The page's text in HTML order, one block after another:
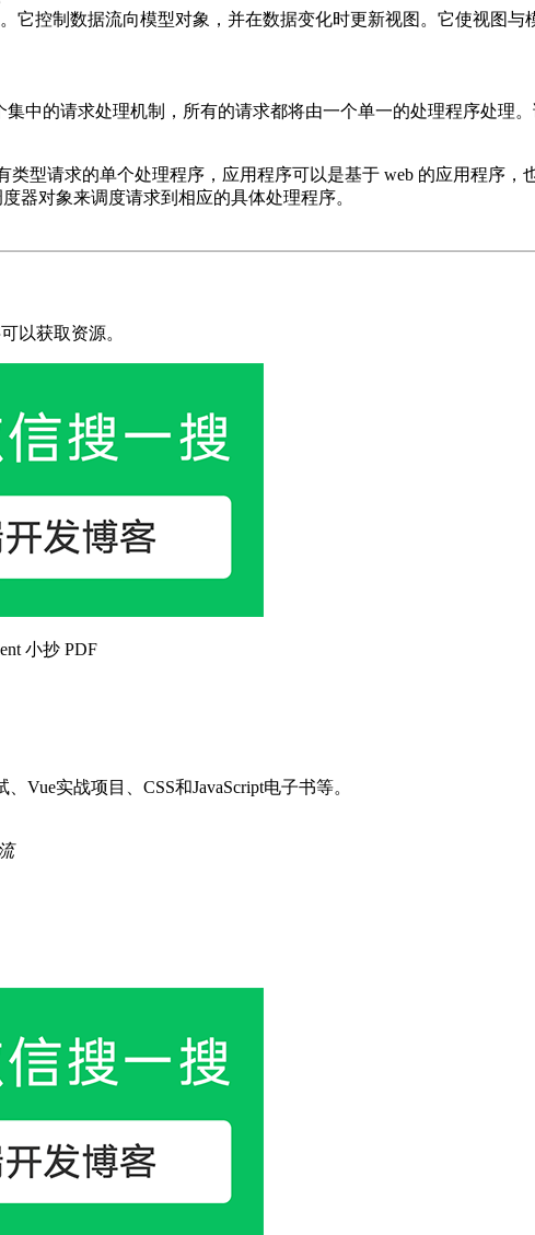
它控制数据流向模型对象，并在数据变化时更新视图。它使视图与
集中的请求处理机制，所有的请求都将由一个单一的处理程序处
类型请求的单个处理程序，应用程序可以是基于 web 的应用程序，
器对象来调度请求到相应的具体处理程序。
以获取资源。
小抄 PDF
Vue实战项目、CSS和JavaScript电子书等。